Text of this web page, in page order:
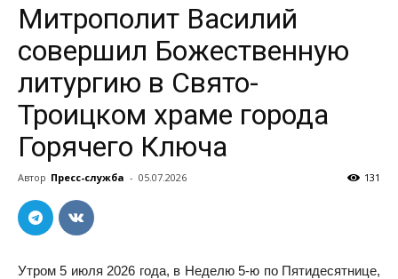
Митрополит Василий
совершил Божественную
литургию в Свято-
Троицком храме города
Горячего Ключа
Автор Пресс-служба - 05.07.2026 131
Утром 5 июля 2026 года, в Неделю 5-ю по Пятидесятнице,